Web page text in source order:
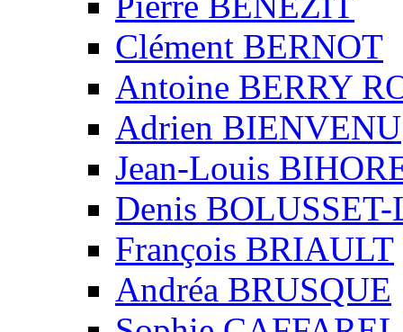
Clément BERNOT
Antoine BERRY
Adrien BIENVENU
Jean-Louis
Denis
François BRIAULT
Andréa BRUSQUE